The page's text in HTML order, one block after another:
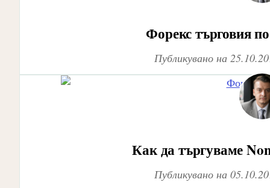
Форекс търговия
Публикувано на
Как да търгуваме
Публикувано на